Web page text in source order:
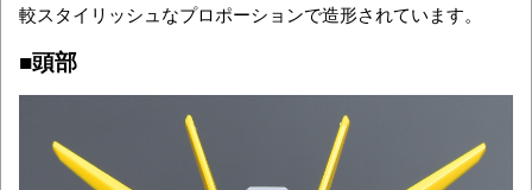
較スタイリッシュなプロポーションで造形されています。
■頭部